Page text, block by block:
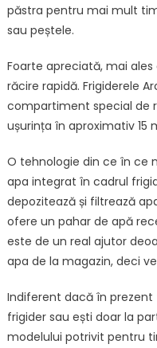
păstra pentru mai mult
sau peștele.
Foarte apreciată, mai
răcire rapidă. Frigiderele
compartiment special de
ușurința în aproximativ 15
O tehnologie din ce în ce
apa integrat în cadrul
depozitează și filtrează
ofere un pahar de apă
este de un real ajutor
apa de la magazin, deci
Indiferent dacă în
frigider sau ești doar la
modelului potrivit pentru